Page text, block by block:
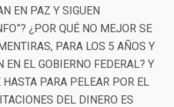
EN PAZ Y SIGUEN
¿POR QUÉ NO MEJOR SE
PARA LOS 5 AÑOS Y
EN EL GOBIERNO FEDERAL? Y
HASTA PARA PELEAR POR EL
DEL DINERO ES